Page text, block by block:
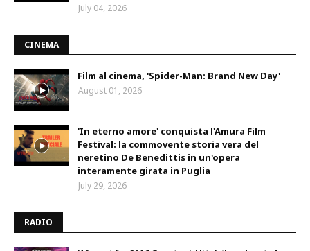
July 04, 2026
CINEMA
Film al cinema, 'Spider-Man: Brand New Day'
August 01, 2026
'In eterno amore' conquista l'Amura Film
Festival: la commovente storia vera del
neretino De Benedittis in un'opera
interamente girata in Puglia
July 29, 2026
RADIO